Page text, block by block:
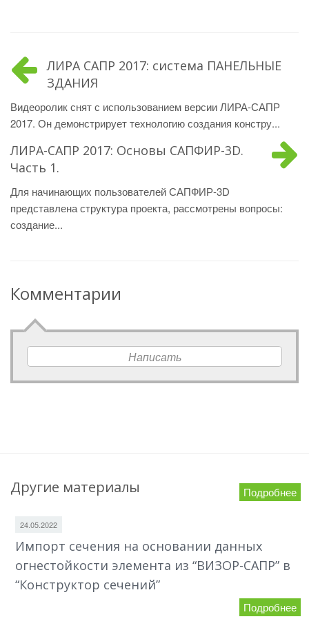
ЛИРА САПР 2017: система ПАНЕЛЬНЫЕ
ЗДАНИЯ
Видеоролик снят с использованием версии ЛИРА-САПР
2017. Он демонстрирует технологию создания констру...
ЛИРА-САПР 2017: Основы САПФИР-3D.
Часть 1.
Для начинающих пользователей САПФИР-3D
представлена структура проекта, рассмотрены вопросы:
создание...
Комментарии
Написать
Другие материалы Подробнее
24.05.2022
Импорт сечения на основании данных
огнестойкости элемента из “ВИЗОР-САПР” в
“Конструктор сечений”
Подробнее